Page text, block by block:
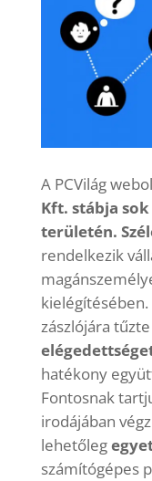
A PCVilág
Kft. stábja
területén.
rendelkezik
zászlójára tűzte
hatékony
Fontosnak
irodájában
lehetőleg
számítógépes